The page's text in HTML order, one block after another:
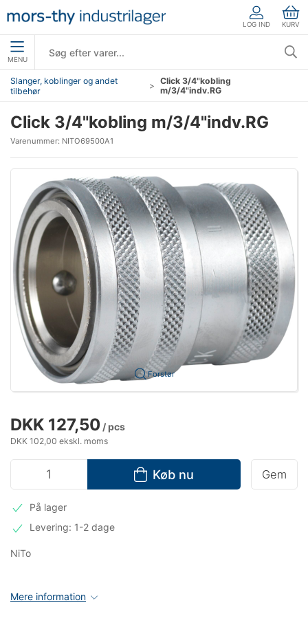
LOG IND KURV
MENU
Slanger, koblinger og andet
tilbehør
Click 3/4"kobling
m/3/4"indv.RG
Click 3/4"kobling m/3/4"indv.RG
Varenummer: NITO69500A1
Forstør
DKK 127,50 / pcs
DKK 102,00 ekskl. moms
Køb nu Gem
På lager
Levering: 1-2 dage
NiTo
Mere information